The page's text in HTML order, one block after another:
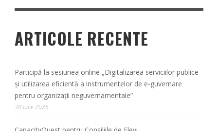
ARTICOLE RECENTE
Participă la sesiunea online „Digitalizarea serviciilor publice
și utilizarea eficientă a instrumentelor de e-guvernare
pentru organizații neguvernamentale”
30 iulie 2026